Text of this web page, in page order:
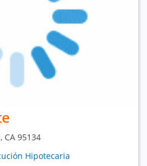
CA 95134
Hipotecaria